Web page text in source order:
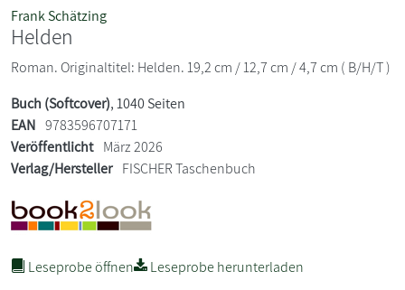
Frank Schätzing
Helden
Roman. Originaltitel: Helden. 19,2 cm / 12,7 cm / 4,7 cm ( B/H/T )
Buch (Softcover), 1040 Seiten
EAN 9783596707171
Veröffentlicht März 2026
Verlag/Hersteller FISCHER Taschenbuch
Leseprobe öffnen
Leseprobe herunterladen